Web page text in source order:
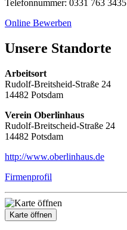
Telefonnummer: 0331 763 3435
Online Bewerben
Unsere Standorte
Arbeitsort
Rudolf-Breitsheid-Straße 24
14482 Potsdam
Verein Oberlinhaus
Rudolf-Breitscheid-Straße 24
14482 Potsdam
http://www.oberlinhaus.de
Firmenprofil
Karte öffnen